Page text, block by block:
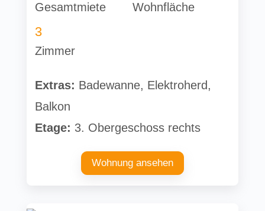
Gesamtmiete Wohnfläche
3
Zimmer
Extras: Badewanne, Elektroherd,
Balkon
Etage: 3. Obergeschoss rechts
Wohnung ansehen